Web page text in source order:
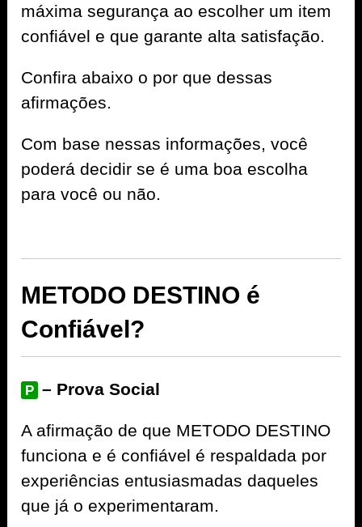
máxima segurança ao escolher um item
confiável e que garante alta satisfação.
Confira abaixo o por que dessas
afirmações.
Com base nessas informações, você
poderá decidir se é uma boa escolha
para você ou não.
METODO DESTINO é
Confiável?
P – Prova Social
A afirmação de que METODO DESTINO
funciona e é confiável é respaldada por
experiências entusiasmadas daqueles
que já o experimentaram.